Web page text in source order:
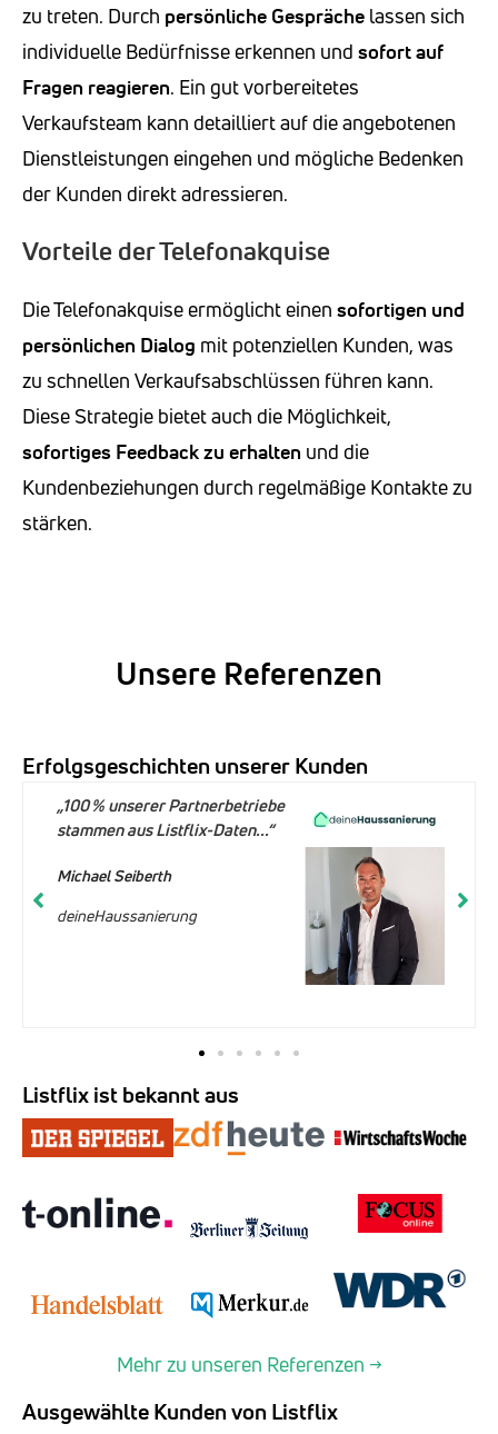
zu treten. Durch persönliche Gespräche lassen sich
individuelle Bedürfnisse erkennen und sofort auf
Fragen reagieren. Ein gut vorbereitetes
Verkaufsteam kann detailliert auf die angebotenen
Dienstleistungen eingehen und mögliche Bedenken
der Kunden direkt adressieren.
Vorteile der Telefonakquise
Die Telefonakquise ermöglicht einen sofortigen und
persönlichen Dialog mit potenziellen Kunden, was
zu schnellen Verkaufsabschlüssen führen kann.
Diese Strategie bietet auch die Möglichkeit,
sofortiges Feedback zu erhalten und die
Kundenbeziehungen durch regelmäßige Kontakte zu
stärken.
Unsere Referenzen
Erfolgsgeschichten unserer Kunden
„100 % unserer Partnerbetriebe
stammen aus Listflix-Daten...“
Michael Seiberth
deineHaussanierung
Listflix ist bekannt aus
Mehr zu unseren Referenzen →
Ausgewählte Kunden von Listflix